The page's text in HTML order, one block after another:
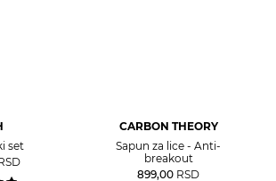
set
CARBON THEORY
Sapun za lice - Anti-
breakout
899,00 RSD